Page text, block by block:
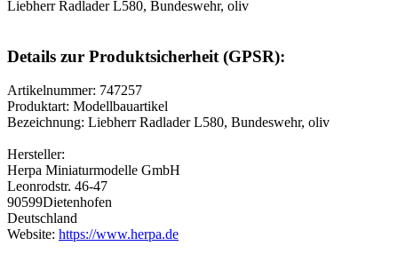
Liebherr Radlader L580, Bundeswehr, oliv
Details zur Produktsicherheit (GPSR):
Artikelnummer: 747257
Produktart: Modellbauartikel
Bezeichnung: Liebherr Radlader L580, Bundeswehr, oliv
Hersteller:
Herpa Miniaturmodelle GmbH
Leonrodstr. 46-47
90599Dietenhofen
Deutschland
Website: https://www.herpa.de